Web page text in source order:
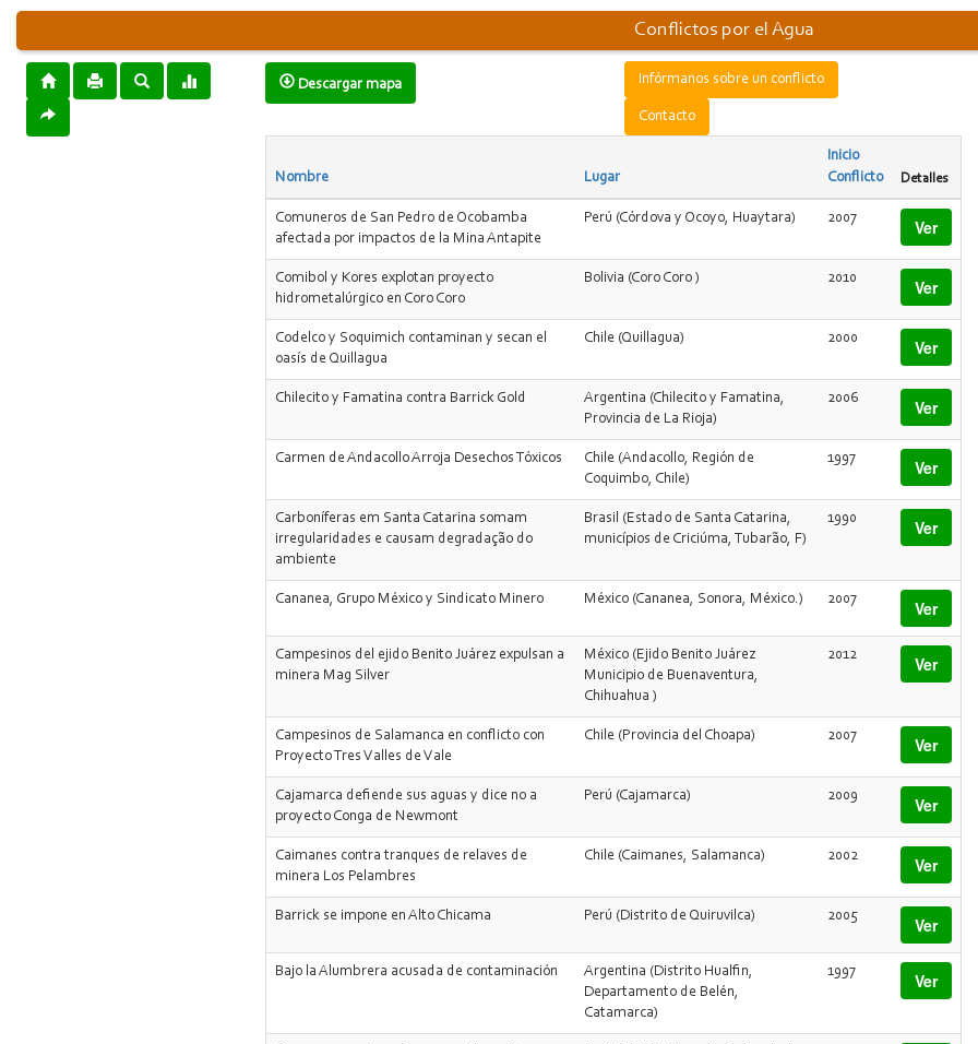
Conflictos por el Agua
Descargar mapa Infórmanos sobre un conflicto
Contacto
Nombre Lugar
Inicio
Conflicto
Detalles
Comuneros de San Pedro de Ocobamba
afectada por impactos de la Mina Antapite
Perú (Córdova y Ocoyo, Huaytara) 2007 Ver
Comibol y Kores explotan proyecto
hidrometalúrgico en Coro Coro
Bolivia (Coro Coro ) 2010 Ver
Codelco y Soquimich contaminan y secan el
oasís de Quillagua
Chile (Quillagua) 2000 Ver
Chilecito y Famatina contra Barrick Gold
Argentina (Chilecito y Famatina,
Provincia de La Rioja)
2006 Ver
Carmen de Andacollo Arroja Desechos Tóxicos
Chile (Andacollo, Región de
Coquimbo, Chile)
1997 Ver
Carboníferas em Santa Catarina somam
irregularidades e causam degradação do
ambiente
Brasil (Estado de Santa Catarina,
municípios de Criciúma, Tubarão, F)
1990 Ver
Cananea, Grupo México y Sindicato Minero México (Cananea, Sonora, México.) 2007 Ver
Campesinos del ejido Benito Juárez expulsan a
minera Mag Silver
México (Ejido Benito Juárez
Municipio de Buenaventura,
Chihuahua )
2012 Ver
Campesinos de Salamanca en conflicto con
Proyecto Tres Valles de Vale
Chile (Provincia del Choapa) 2007 Ver
Cajamarca defiende sus aguas y dice no a
proyecto Conga de Newmont
Perú (Cajamarca) 2009 Ver
Caimanes contra tranques de relaves de
minera Los Pelambres
Chile (Caimanes, Salamanca) 2002 Ver
Barrick se impone en Alto Chicama Perú (Distrito de Quiruvilca) 2005 Ver
Bajo la Alumbrera acusada de contaminación
Argentina (Distrito Hualfin,
Departamento de Belén,
Catamarca)
1997 Ver